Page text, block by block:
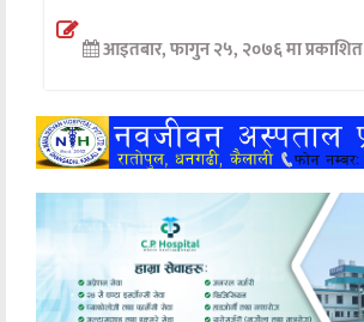
अन्तर्वार्ता
खेलकुद
मनोरञ्जन
अन्य
आइतबार, फागुन २५, २०७६ मा प्रकाशित